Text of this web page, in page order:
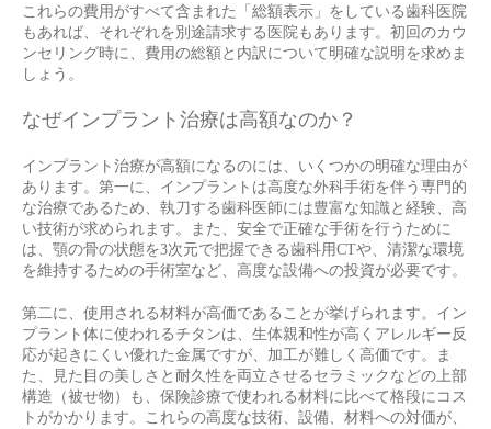
これらの費用がすべて含まれた「総額表示」をしている歯科医院
もあれば、それぞれを別途請求する医院もあります。初回のカウ
ンセリング時に、費用の総額と内訳について明確な説明を求めま
しょう。
なぜインプラント治療は高額なのか？
インプラント治療が高額になるのには、いくつかの明確な理由が
あります。第一に、インプラントは高度な外科手術を伴う専門的
な治療であるため、執刀する歯科医師には豊富な知識と経験、高
い技術が求められます。また、安全で正確な手術を行うために
は、顎の骨の状態を3次元で把握できる歯科用CTや、清潔な環境
を維持するための手術室など、高度な設備への投資が必要です。
第二に、使用される材料が高価であることが挙げられます。イン
プラント体に使われるチタンは、生体親和性が高くアレルギー反
応が起きにくい優れた金属ですが、加工が難しく高価です。ま
た、見た目の美しさと耐久性を両立させるセラミックなどの上部
構造（被せ物）も、保険診療で使われる材料に比べて格段にコス
トがかかります。これらの高度な技術、設備、材料への対価が、